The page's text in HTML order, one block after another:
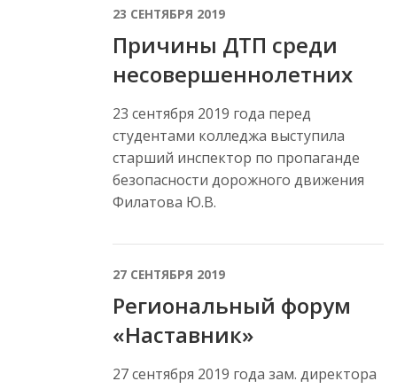
23 СЕНТЯБРЯ 2019
Причины ДТП среди
несовершеннолетних
23 сентября 2019 года перед
студентами колледжа выступила
старший инспектор по пропаганде
безопасности дорожного движения
Филатова Ю.В.
27 СЕНТЯБРЯ 2019
Региональный форум
«Наставник»
27 сентября 2019 года зам. директора